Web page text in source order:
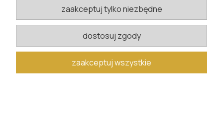
W razie pytań i wątpliwości prosimy o kontakt
zaakceptuj tylko niezbędne
dostosuj zgody
zaakceptuj wszystkie